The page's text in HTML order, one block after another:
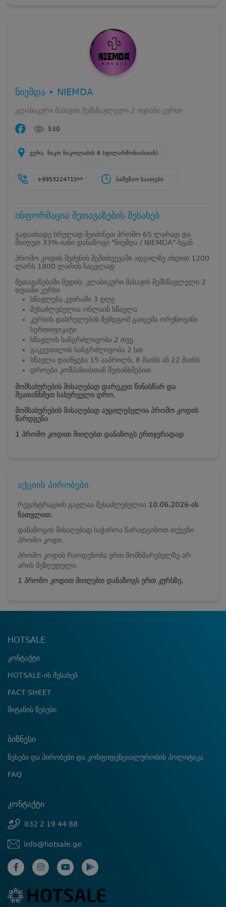
ნიემდა • NIEMDA
კლასიკური მასაჟის შემსწავლელი 2 თვიანი კურსი
530
ვერა, ნიკო ნიკოლაძის 6 (ფილარმონიასთან)
+9953224715** სამუშაო საათები
ინფორმაცია შეთავაზების შესახებ
გადაიხადე სრულად შეიძინეთ პრომო 65 ლარად და
მიიღეთ 33%-იანი დანაზოგი "ნიემდა / NIEMDA"-სგან
პრომო კოდის შეძენის შემთხვევაში ადგილზე იხდით 1200
ლარს 1800 ლარის ნაცვლად
შეთავაზებაში შედის: კლასიკური მასაჟის შემსწავლელი 2
თვიანი კურსი
სწავლება კვირაში 3 დღე
შესაძლებელია ონლაინ სწავლა
კურსის დასრულების შემდგომ გაიცემა ორენოვანი
სერთიფიკატი
სწავლის ხანგრძლივობა 2 თვე
გაკვეთილის ხანგრძლივობა 2 სთ
სწავლა დაიწყება 15 ააპრილს, 8 მაისს ან 22 მაისს
დროები კომპანიასთან შეთანხმებით
მომსახურების მისაღებად დარეკეთ წინასწარ და
შეათანხმეთ სასურველი დრო.
მომსახურების მისაღებად აუცილებელია პრომო კოდის
წარდგენა
1 პრომო კოდით მიიღებთ დანაზოგს ერთჯერადად
აქციის პირობები
რეგისტრაციის გავლაა შესაძლებელია 10.06.2026-ის
ჩათვლით.
დანაზოგის მისაღებად საჭიროა წარადგინოთ თქვენი
პრომო კოდი.
პრომო კოდის რაოდენობა ერთ მომხმარებელზე არ
არის შეზღუდული.
1 პრომო კოდით მიიღებთ დანაზოგს ერთ კურსზე.
HOTSALE
კონტაქტი
HOTSALE-ის შესახებ
FACT SHEET
მიტანის წესები
ბიზნესი
წესები და პირობები და კონფიდენციალურობის პოლიტიკა
FAQ
კონტაქტი
032 2 19 44 88
info@hotsale.ge